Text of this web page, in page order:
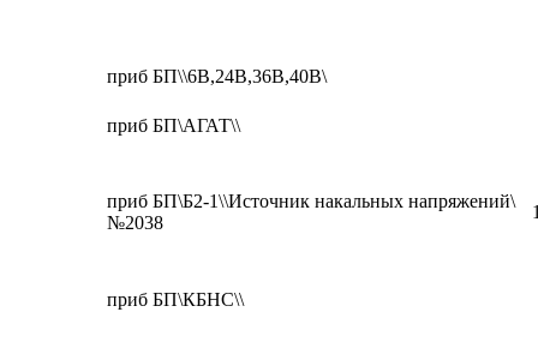
приб БП\\6В,24В,36В,40В\
приб БП\АГАТ\\
приб БП\Б2-1\\Источник накальных напряжений\
№2038
приб БП\КБНС\\